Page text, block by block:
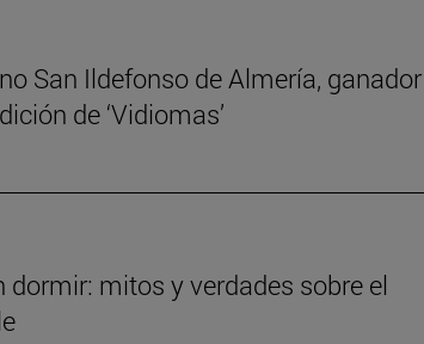
San Ildefonso de Almería,
de ‘Vidiomas’
dormir: mitos y verdades sobre el